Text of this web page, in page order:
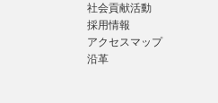
社会貢献活動
採用情報
アクセスマップ
沿革